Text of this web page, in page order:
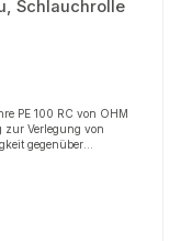
PE 100 RC von OHM
zur Verlegung von
gegenüber
und passt sich flexibel
Design und die
zuverlässigen Wahl für
bis hin zu